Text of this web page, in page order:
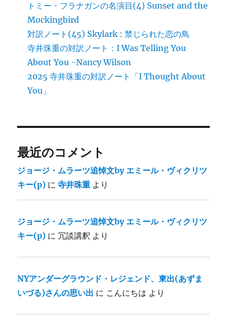
トミー・フラナガンの名演目(4) Sunset and the
Mockingbird
対訳ノート(45) Skylark : 禁じられた恋の鳥
寺井珠重の対訳ノート：I Was Telling You
About You -Nancy Wilson
2025 寺井珠重の対訳ノート「I Thought About
You」
最近のコメント
ジョージ・ムラーツ追悼文by エミール・ヴィクリツ
キー(p) に寺井珠重 より
ジョージ・ムラーツ追悼文by エミール・ヴィクリツ
キー(p) に 冗談講釈 より
NYアンダーグラウンド・レジェンド、東出(あずま
いづる)さんの思い出 に こんにちは より